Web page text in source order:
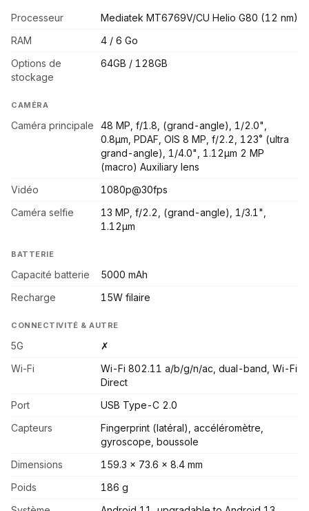
Processeur
Mediatek MT6769V/CU Helio G80 (12 nm)
RAM
4 / 6 Go
Options de
stockage
64GB / 128GB
CAMÉRA
Caméra principale
48 MP, f/1.8, (grand-angle), 1/2.0",
0.8µm, PDAF, OIS 8 MP, f/2.2, 123˚ (ultra
grand-angle), 1/4.0", 1.12µm 2 MP
(macro) Auxiliary lens
Vidéo
1080p@30fps
Caméra selfie
13 MP, f/2.2, (grand-angle), 1/3.1",
1.12µm
BATTERIE
Capacité batterie
5000 mAh
Recharge
15W filaire
CONNECTIVITÉ & AUTRE
5G
✗
Wi-Fi
Wi-Fi 802.11 a/b/g/n/ac, dual-band, Wi-Fi
Direct
Port
USB Type-C 2.0
Capteurs
Fingerprint (latéral), accéléromètre,
gyroscope, boussole
Dimensions
159.3 x 73.6 x 8.4 mm
Poids
186 g